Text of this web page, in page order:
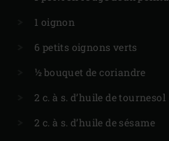
1 oignon
6 petits oignons verts
½ bouquet de coriandre
2 c. à s. d’huile de tournesol
2 c. à s. d’huile de sésame